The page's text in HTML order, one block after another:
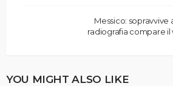
Messico: sopravvive
radiografia compare il
YOU MIGHT ALSO LIKE